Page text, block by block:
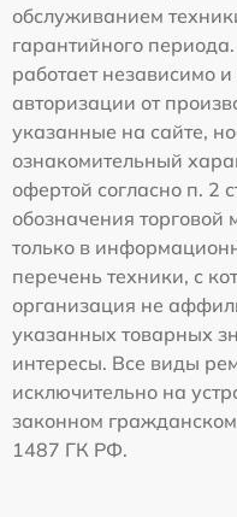
обслуживанием
гарантийного
работает независимо
авторизации от
указанные на сайте,
ознакомительный
офертой согласно п. 2
обозначения
только в
перечень техники, с
организация не
указанных товарных
интересы. Все виды
исключительно на
законном гражданском
1487 ГК РФ.